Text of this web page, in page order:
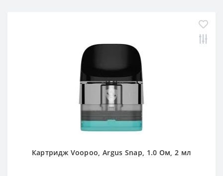
Картридж Voopoo, Argus Snap, 1.0 Ом, 2 мл